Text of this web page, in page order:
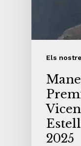
Els
2025